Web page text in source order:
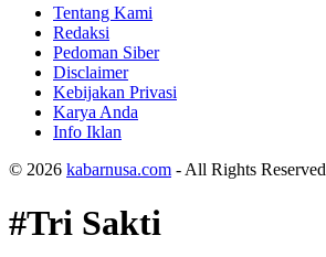
Tentang Kami
Redaksi
Pedoman Siber
Disclaimer
Kebijakan Privasi
Karya Anda
Info Iklan
© 2026 kabarnusa.com - All Rights Reserved
#Tri Sakti